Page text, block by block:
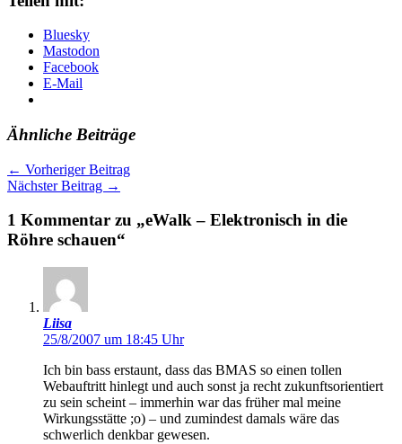
Bluesky
Mastodon
Facebook
E-Mail
Ähnliche Beiträge
← Vorheriger Beitrag
Nächster Beitrag →
1 Kommentar zu „eWalk – Elektronisch in die
Röhre schauen“
Liisa
25/8/2007 um 18:45 Uhr
Ich bin bass erstaunt, dass das BMAS so einen tollen
Webauftritt hinlegt und auch sonst ja recht zukunftsorientiert
zu sein scheint – immerhin war das früher mal meine
Wirkungsstätte ;o) – und zumindest damals wäre das
schwerlich denkbar gewesen.